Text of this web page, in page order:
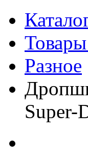
Разное
Super-